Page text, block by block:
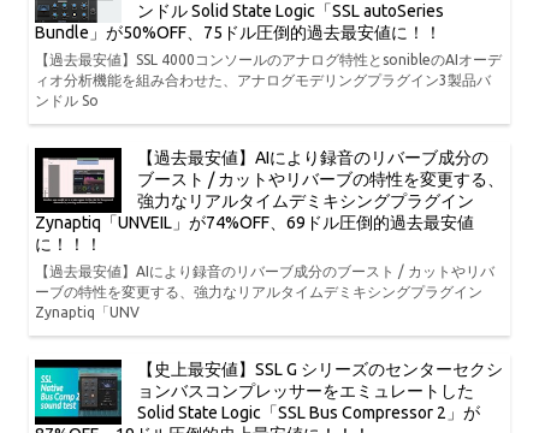
ンドル Solid State Logic「SSL autoSeries
Bundle」が50%OFF、75ドル圧倒的過去最安値に！！
【過去最安値】SSL 4000コンソールのアナログ特性とsonibleのAIオーデ
ィオ分析機能を組み合わせた、アナログモデリングプラグイン3製品バ
ンドル So
【過去最安値】AIにより録音のリバーブ成分の
ブースト / カットやリバーブの特性を変更する、
強力なリアルタイムデミキシングプラグイン
Zynaptiq「UNVEIL」が74%OFF、69ドル圧倒的過去最安値
に！！！
【過去最安値】AIにより録音のリバーブ成分のブースト / カットやリバ
ーブの特性を変更する、強力なリアルタイムデミキシングプラグイン
Zynaptiq「UNV
【史上最安値】SSL G シリーズのセンターセクシ
ョンバスコンプレッサーをエミュレートした
Solid State Logic「SSL Bus Compressor 2」が